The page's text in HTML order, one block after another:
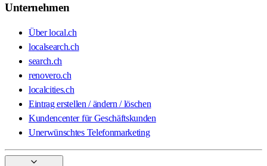
Unternehmen
Über local.ch
localsearch.ch
search.ch
renovero.ch
localcities.ch
Eintrag erstellen / ändern / löschen
Kundencenter für Geschäftskunden
Unerwünschtes Telefonmarketing